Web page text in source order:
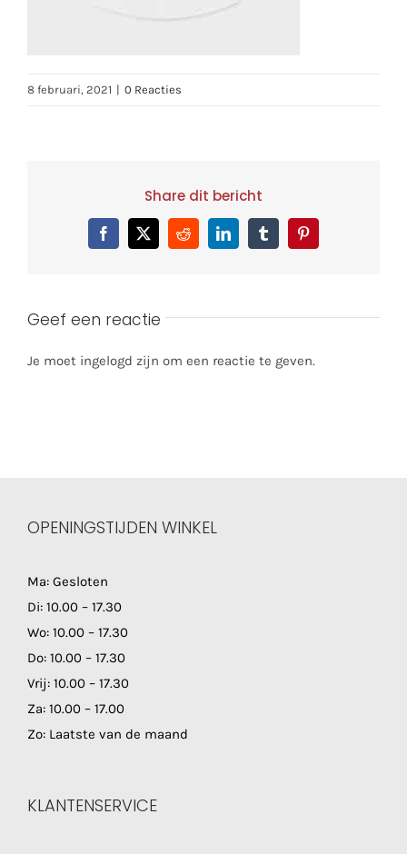
8 februari, 2021 | 0 Reacties
Share dit bericht
Facebook
X RedditLinkedInTumblrPinterest
Geef een reactie
Je moet ingelogd zijn om een reactie te geven.
OPENINGSTIJDEN WINKEL
Ma: Gesloten
Di: 10.00 – 17.30
Wo: 10.00 – 17.30
Do: 10.00 – 17.30
Vrij: 10.00 – 17.30
Za: 10.00 – 17.00
Zo: Laatste van de maand
KLANTENSERVICE